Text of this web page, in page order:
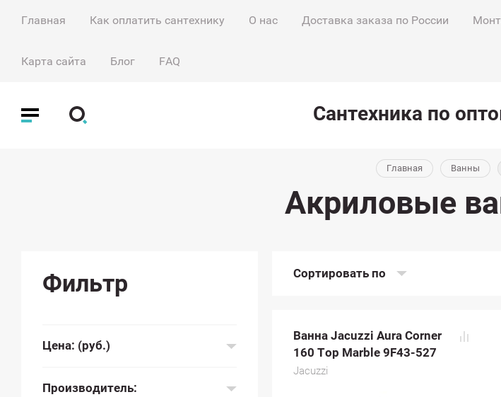
Главная Как оплатить сантехнику О нас Доставка заказа по России
Карта сайта Блог FAQ
Сантехника по
Главная Ванны
Акриловые
Фильтр
Цена: (руб.)
Производитель:
Сортировать по
Ванна Jacuzzi Aura Corner
160 Top Marble 9F43-527
Jacuzzi